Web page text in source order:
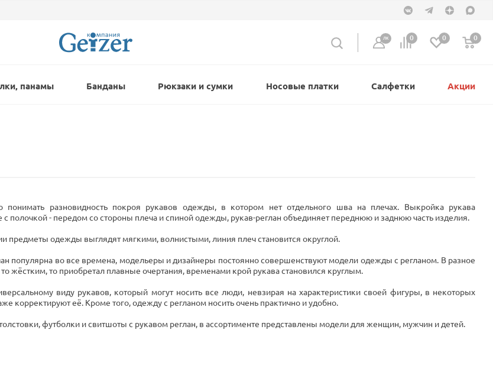
ЛК 0 0 0
панамы Банданы Рюкзаки и сумки Носовые платки Салфетки Акции
понимать разновидность покроя рукавов одежды, в котором нет отдельного шва на плечах. Выкройка рукава
с полочкой - передом со стороны плеча и спиной одежды, рукав-реглан объединяет переднюю и заднюю часть изделия.
предметы одежды выглядят мягкими, волнистыми, линия плеч становится округлой.
популярна во все времена, модельеры и дизайнеры постоянно совершенствуют модели одежды с регланом. В разное
жёстким, то приобретал плавные очертания, временами крой рукава становился круглым.
виду рукавов, который могут носить все люди, невзирая на характеристики своей фигуры, в некоторых
корректируют её. Кроме того, одежду с регланом носить очень практично и удобно.
футболки и свитшоты с рукавом реглан, в ассортименте представлены модели для женщин, мужчин и детей.